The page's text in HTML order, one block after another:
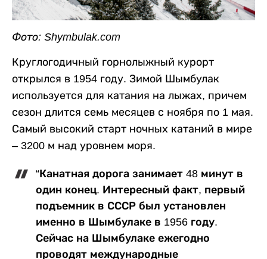
Фото: Shymbulak.com
Круглогодичный горнолыжный курорт
открылся в 1954 году. Зимой Шымбулак
используется для катания на лыжах, причем
сезон длится семь месяцев с ноября по 1 мая.
Самый высокий старт ночных катаний в мире
– 3200 м над уровнем моря.
“Канатная дорога занимает 48 минут в
один конец. Интересный факт, первый
подъемник в СССР был установлен
именно в Шымбулаке в 1956 году.
Сейчас на Шымбулаке ежегодно
проводят международные